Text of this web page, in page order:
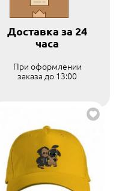
Доставка за 24
часа
При оформлении
заказа до 13:00